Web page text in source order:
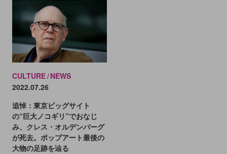
CULTURE NEWS
2022.07.26
追悼：東京ビッグサイト
の“巨大ノコギリ”でおなじ
み、クレス・オルデンバーグ
が死去。ポップアート最後の
大物の足跡を辿る